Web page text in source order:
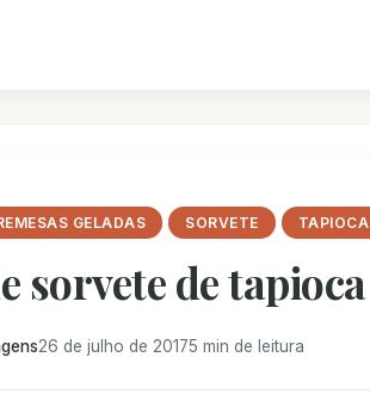
GELADAS SORVETE TAPIOCA
sorvete de tapioca
26 de julho de 20175 min de leitura